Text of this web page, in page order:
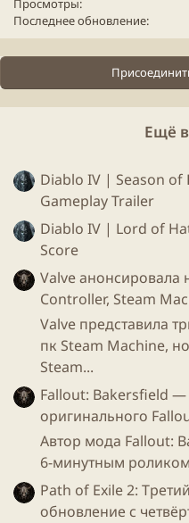
Просмотры
Последнее обновление
Ещё
Diablo IV | Season
Gameplay Trailer
Diablo IV | Lord of
Score
Valve анонсировала
Controller, Steam
Valve представила
пк Steam Machine,
Steam...
Fallout: Bakersfield —
оригинального
Автор мода Fallout:
6-минутным
Path of Exile 2:
обновление с